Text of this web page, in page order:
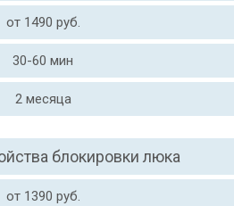
от 1490 руб.
30-60 мин
2 месяца
блокировки люка
от 1390 руб.